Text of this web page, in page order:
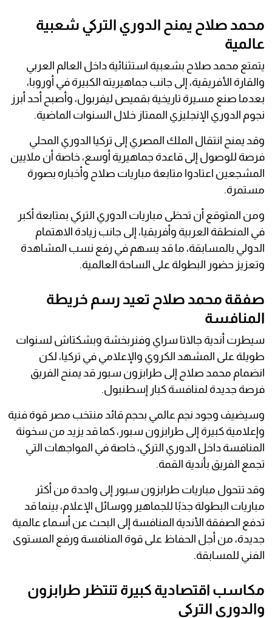
محمد صلاح يمنح الدوري التركي شعبية
عالمية
يتمتع محمد صلاح بشعبية استثنائية داخل العالم العربي
والقارة الأفريقية، إلى جانب جماهيريته الكبيرة في أوروبا،
بعدما صنع مسيرة تاريخية بقميص ليفربول، وأصبح أحد أبرز
نجوم الدوري الإنجليزي الممتاز خلال السنوات الماضية.
وقد يمنح انتقال الملك المصري إلى تركيا الدوري المحلي
فرصة للوصول إلى قاعدة جماهيرية أوسع، خاصة أن ملايين
المشجعين اعتادوا متابعة مباريات صلاح وأخباره بصورة
مستمرة.
ومن المتوقع أن تحظى مباريات الدوري التركي بمتابعة أكبر
في المنطقة العربية وأفريقيا، إلى جانب زيادة الاهتمام
الدولي بالمسابقة، ما قد يسهم في رفع نسب المشاهدة
وتعزيز حضور البطولة على الساحة العالمية.
صفقة محمد صلاح تعيد رسم خريطة
المنافسة
سيطرت أندية جالاتا سراي وفنربخشة وبشكتاش لسنوات
طويلة على المشهد الكروي والإعلامي في تركيا، لكن
انضمام محمد صلاح إلى طرابزون سبور قد يمنح الفريق
فرصة جديدة لمنافسة كبار إسطنبول.
وسيضيف وجود نجم عالمي بحجم قائد منتخب مصر قوة فنية
وإعلامية كبيرة إلى طرابزون سبور، كما قد يزيد من سخونة
المنافسة داخل الدوري التركي، خاصة في المواجهات التي
تجمع الفريق بأندية القمة.
وقد تتحول مباريات طرابزون سبور إلى واحدة من أكثر
مباريات البطولة جذبًا للجماهير ووسائل الإعلام، بينما قد
تدفع الصفقة الأندية المنافسة إلى البحث عن أسماء عالمية
جديدة، من أجل الحفاظ على قوة المنافسة ورفع المستوى
الفني للمسابقة.
مكاسب اقتصادية كبيرة تنتظر طرابزون
والدوري التركي